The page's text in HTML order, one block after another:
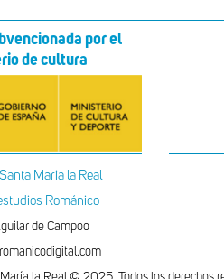
por el
de cultura
Maria la Real
Románico
de Campoo